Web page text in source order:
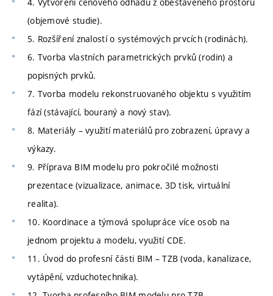
(objemové studie).
5. Rozšíření znalostí o systémových prvcích (rodinách).
6. Tvorba vlastních parametrických prvků (rodin) a
popisných prvků.
7. Tvorba modelu rekonstruovaného objektu s využitím
fází (stávající, bouraný a nový stav).
8. Materiály – využití materiálů pro zobrazení, úpravy a
výkazy.
9. Příprava BIM modelu pro pokročilé možnosti
prezentace (vizualizace, animace, 3D tisk, virtuální
realita).
10. Koordinace a týmová spolupráce více osob na
jednom projektu a modelu, využití CDE.
11. Úvod do profesní části BIM – TZB (voda, kanalizace,
vytápění, vzduchotechnika).